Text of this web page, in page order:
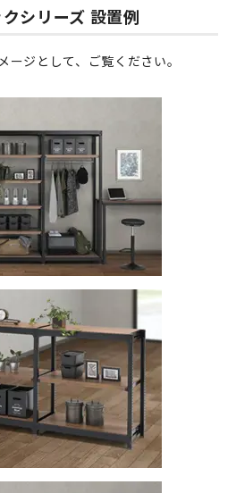
シリーズ 設置例
ージとして、ご覧ください。